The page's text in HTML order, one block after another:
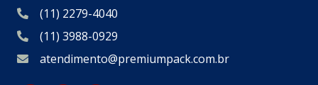
(11) 2279-4040
(11) 3988-0929
atendimento@premiumpack.com.br